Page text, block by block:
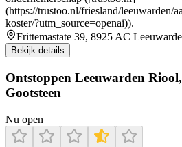
(https://trustoo.nl/friesland/leeuwarden/
koster/?utm_source=openai)).
Frittemastate 39, 8925 AC
Bekijk details
Ontstoppen Leeuwarden
Gootsteen
Nu open